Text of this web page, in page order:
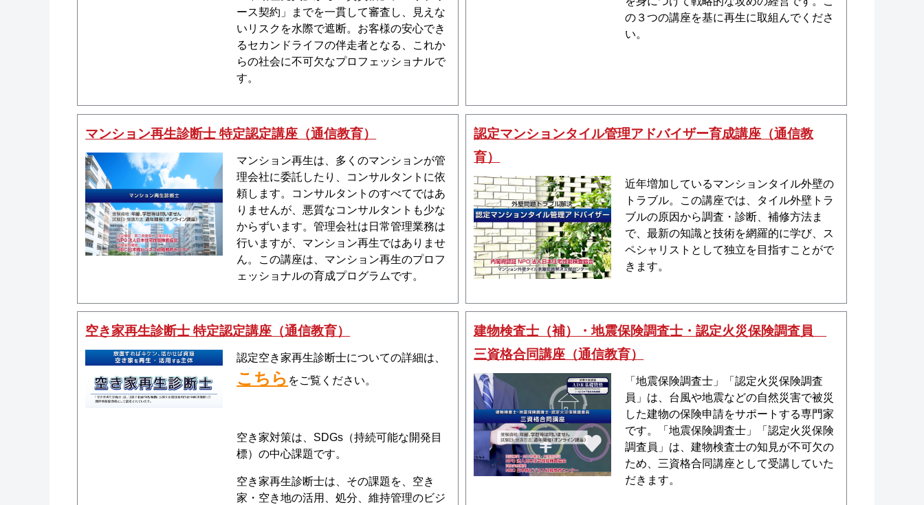
ース契約」までを一貫して審査し、見えな
いリスクを水際で遮断。お客様の安心でき
るセカンドライフの伴走者となる、これか
らの社会に不可欠なプロフェッショナルで
す。
の３つの講座を基に再生に取組んでくださ
い。
マンション再生診断士 特定認定講座（通信教育）
マンション再生は、多くのマンションが管
理会社に委託したり、コンサルタントに依
頼します。コンサルタントのすべてではあ
りませんが、悪質なコンサルタントも少な
からずいます。管理会社は日常管理業務は
行いますが、マンション再生ではありませ
ん。この講座は、マンション再生のプロフ
ェッショナルの育成プログラムです。
認定マンションタイル管理アドバイザー育成講座（通信教
育）
近年増加しているマンションタイル外壁の
トラブル。この講座では、タイル外壁トラ
ブルの原因から調査・診断、補修方法ま
で、最新の知識と技術を網羅的に学び、ス
ペシャリストとして独立を目指すことがで
きます。
空き家再生診断士 特定認定講座（通信教育）
認定空き家再生診断士についての詳細は、
こちら をご覧ください。
空き家対策は、SDGs（持続可能な開発目
標）の中心課題です。
空き家再生診断士は、その課題を、空き
家・空き地の活用、処分、維持管理のビジ
建物検査士（補）・地震保険調査士・認定火災保険調査員
三資格合同講座（通信教育）
「地震保険調査士」「認定火災保険調査
員」は、台風や地震などの自然災害で被災
した建物の保険申請をサポートする専門家
です。「地震保険調査士」「認定火災保険
調査員」は、建物検査士の知見が不可欠の
ため、三資格合同講座として受講していた
だきます。